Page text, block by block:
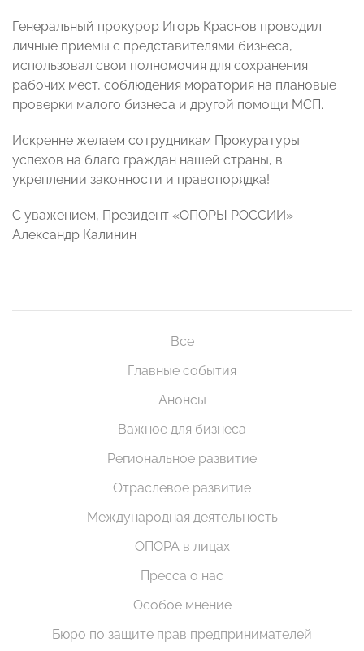
Генеральный прокурор Игорь Краснов проводил
личные приемы с представителями бизнеса,
использовал свои полномочия для сохранения
рабочих мест, соблюдения моратория на плановые
проверки малого бизнеса и другой помощи МСП.
Искренне желаем сотрудникам Прокуратуры
успехов на благо граждан нашей страны, в
укреплении законности и правопорядка!
С уважением, Президент «ОПОРЫ РОССИИ»
Александр Калинин
Все
Главные события
Анонсы
Важное для бизнеса
Региональное развитие
Отраслевое развитие
Международная деятельность
ОПОРА в лицах
Пресса о нас
Особое мнение
Бюро по защите прав предпринимателей